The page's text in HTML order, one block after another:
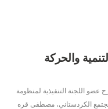
والحركة
عضو اللجنة التنفيذية لمنظومة
الكردستاني، مصطفى قره